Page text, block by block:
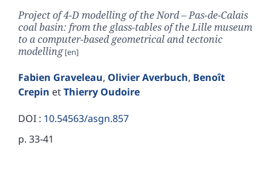
Project of 4-D modelling of the Nord – Pas-de-Calais
coal basin: from the glass-tables of the Lille museum
to a computer-based geometrical and tectonic
modelling
Fabien Graveleau, OlivierAverbuch, Benoît
Crepin etThierry Oudoire
DOI : 10.54563/asgn.857
p. 33-41